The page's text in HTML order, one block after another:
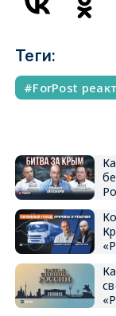
Теги:
ForPost